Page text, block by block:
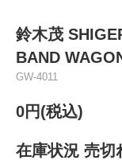
鈴木茂
BAND
GW-4011
0円(税込)
在庫状況 売切